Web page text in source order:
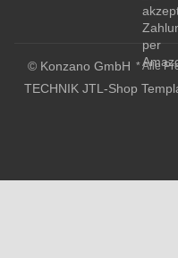
© Konzano GmbH * Alle
TECHNIK JTL-Shop